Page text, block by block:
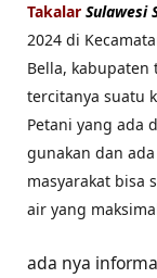
Takalar Sulawesi
2024 di
Bella, kabupaten
tercitanya suatu
Petani yang ada
gunakan dan
masyarakat bisa
air yang
ada nya